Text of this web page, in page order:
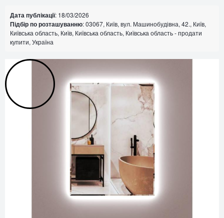
Дата публікації: 18/03/2026
Підбір по розташуванню: 03067, Київ, вул. Машинобудівна, 42., Київ,
Київська область, Київ, Київська область, Київська область - продати
купити, Україна